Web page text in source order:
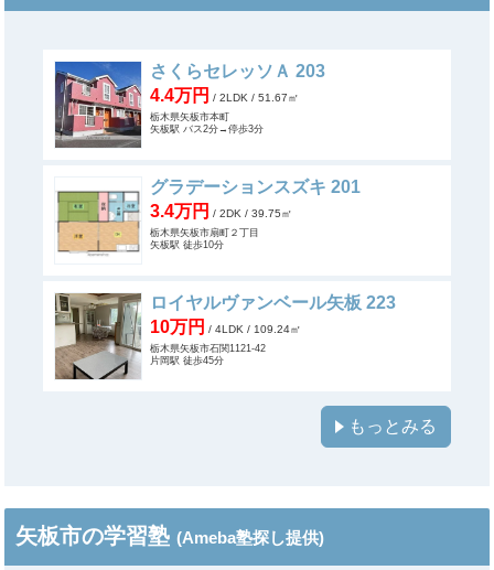
さくらセレッソＡ 203
4.4万円 / 2LDK / 51.67㎡
栃木県矢板市本町
矢板駅 バス2分→停歩3分
グラデーションスズキ 201
3.4万円 / 2DK / 39.75㎡
栃木県矢板市扇町２丁目
矢板駅 徒歩10分
ロイヤルヴァンベール矢板 223
10万円 / 4LDK / 109.24㎡
栃木県矢板市石関1121-42
片岡駅 徒歩45分
もっとみる
矢板市の学習塾 (Ameba塾探し提供)